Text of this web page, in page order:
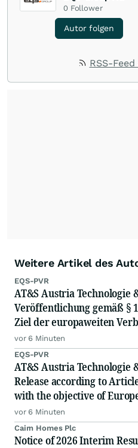
0 Follower
Autor folgen
RSS-
Weitere Artikel des
EQS-PVR
AT&S Austria Technologie
Veröffentlichung gemäß §
Ziel der europaweiten
vor 6 Minuten
EQS-PVR
AT&S Austria Technologie
Release according to
with the objective of
vor 6 Minuten
Cairn Homes Plc
Notice of 2026 Interim